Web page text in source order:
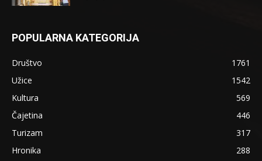
POPULARNA KATEGORIJA
Društvo
1761
Užice
1542
Kultura
569
Čajetina
446
Turizam
317
Hronika
288